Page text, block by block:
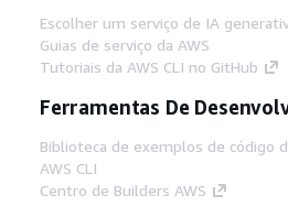
Escolher um serviço de IA
Guias de serviço da AWS
Tutoriais da AWS CLI no GitHub
Ferramentas De
Biblioteca de exemplos de código
AWS CLI
Centro de Builders AWS